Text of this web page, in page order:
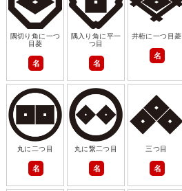
隅切り角に一つ
目菱
名
隅入り角に平一
つ目
名
井桁に一つ目菱
名
丸に二つ目
名
丸に繋二つ目
名
三つ目
名